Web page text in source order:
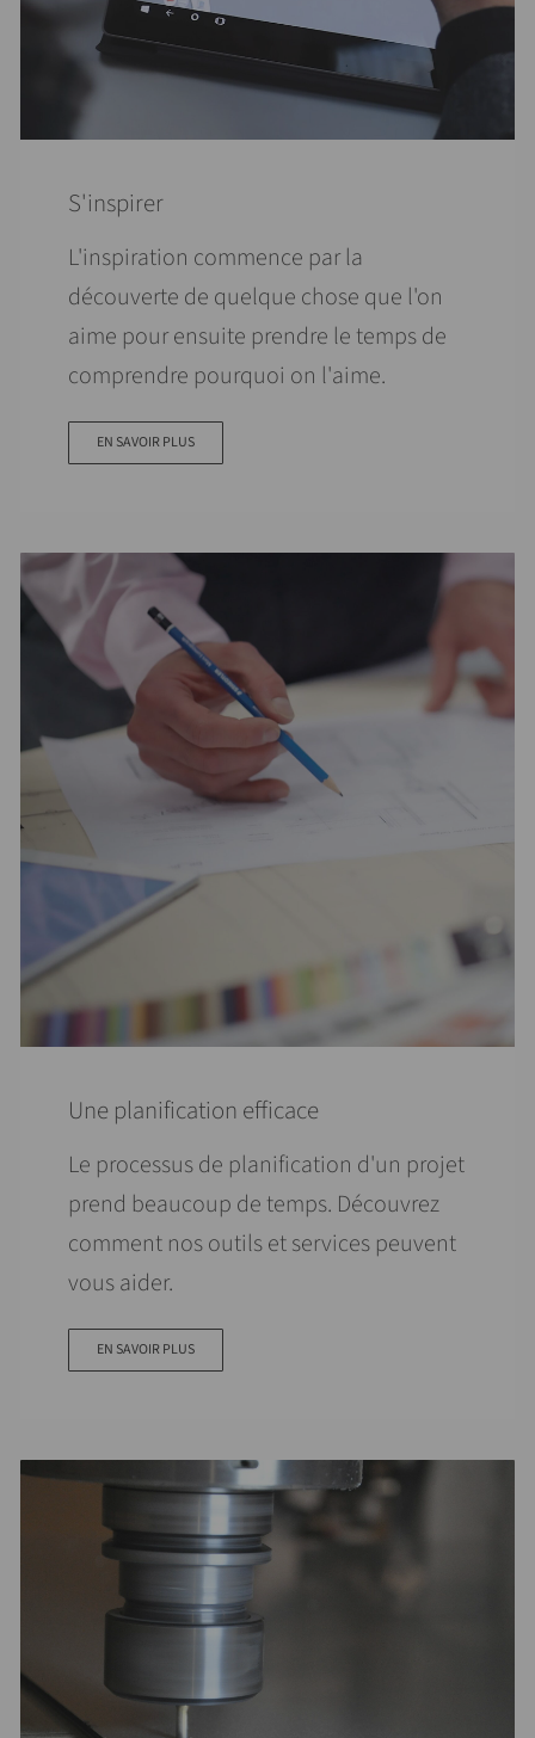
S'inspirer
L'inspiration commence par la
découverte de quelque chose que l'on
aime pour ensuite prendre le temps de
comprendre pourquoi on l'aime.
EN SAVOIR PLUS
Une planification efficace
Le processus de planification d'un projet
prend beaucoup de temps. Découvrez
comment nos outils et services peuvent
vous aider.
EN SAVOIR PLUS